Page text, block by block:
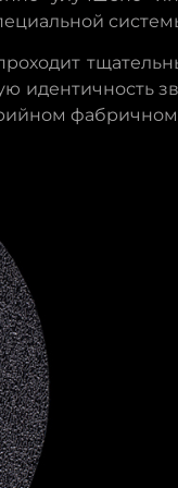
идентичность
фабричном